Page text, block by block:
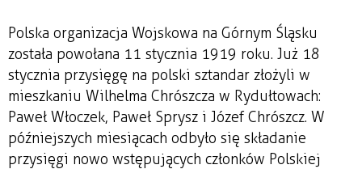
Polska organizacja Wojskowa na Górnym Śląsku
została powołana 11 stycznia 1919 roku. Już 18
stycznia przysięgę na polski sztandar złożyli w
mieszkaniu Wilhelma Chrószcza w Rydułtowach:
Paweł Włoczek, Paweł Sprysz i Józef Chrószcz. W
późniejszych miesiącach odbyło się składanie
przysięgi nowo wstępujących członków Polskiej